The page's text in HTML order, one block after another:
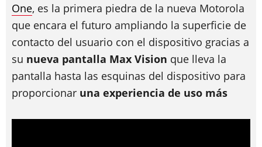
One, es la primera piedra de la nueva Motorola
que encara el futuro ampliando la superficie de
contacto del usuario con el dispositivo gracias a
su nueva pantalla Max Vision que lleva la
pantalla hasta las esquinas del dispositivo para
proporcionar una experiencia de uso más